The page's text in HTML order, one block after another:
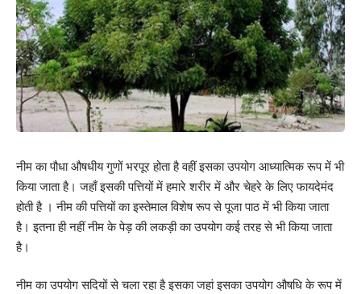
नीम का पौधा औषधीय गुणों भरपूर होता है वहीं इसका उपयोग आध्यात्मिक रूप में भी
किया जाता है। जहाँ इसकी पत्तियों में हमारे शरीर में और चेहरे के लिए फायदेमंद
होती है । नीम की पत्तियों का इस्तेमाल विशेष रूप से पूजा पाठ में भी किया जाता
है। इतना ही नहीं नीम के पेड़ की लकड़ी का उपयोग कई तरह से भी किया जाता
है।
नीम का उपयोग सदियों से चला रहा है इसका जहां इसका उपयोग औषधि के रूप में